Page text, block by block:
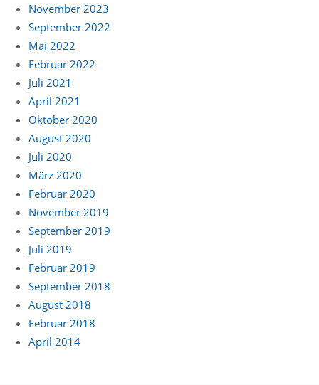
November 2023
September 2022
Mai 2022
Februar 2022
Juli 2021
April 2021
Oktober 2020
August 2020
Juli 2020
März 2020
Februar 2020
November 2019
September 2019
Juli 2019
Februar 2019
September 2018
August 2018
Februar 2018
April 2014